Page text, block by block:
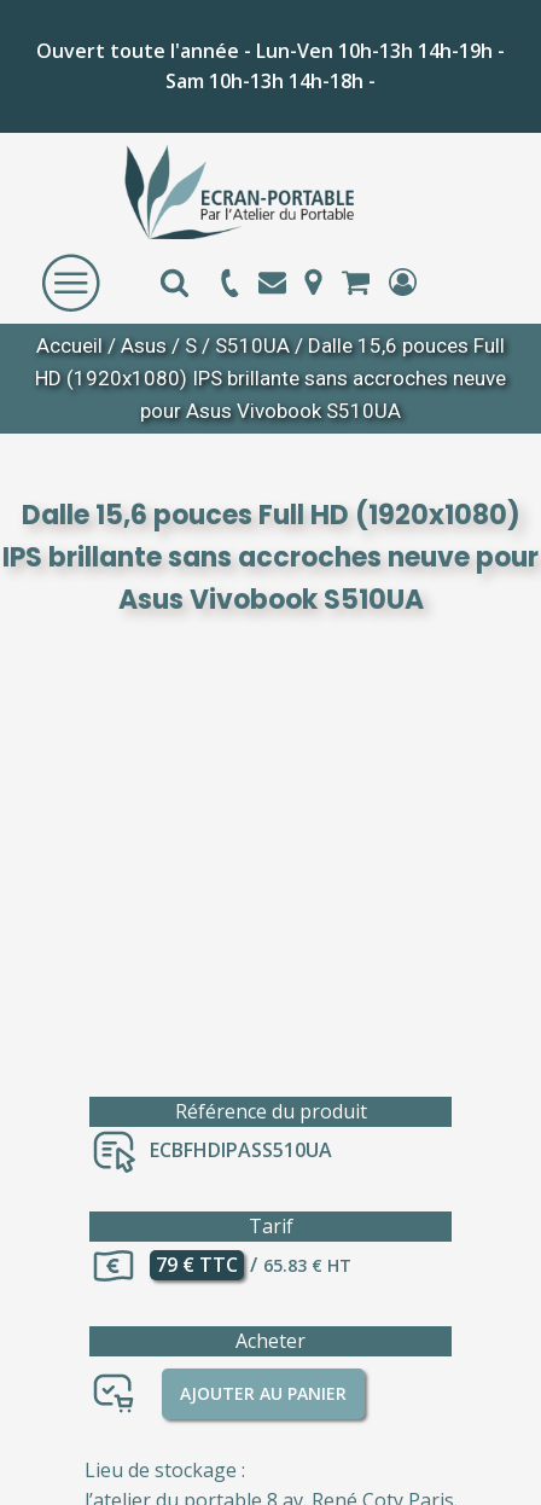
Ouvert toute l'année - Lun-Ven 10h-13h 14h-19h -
Sam 10h-13h 14h-18h -
Accueil/ Asus/ S/ S510UA/ Dalle 15,6 pouces Full
HD (1920x1080) IPS brillante sans accroches neuve
pour Asus Vivobook S510UA
Dalle 15,6 pouces Full HD (1920x1080)
IPS brillante sans accroches neuve pour
Asus Vivobook S510UA
Référence du produit
ECBFHDIPASS510UA
Tarif
79 € TTC / 65.83 € HT
Acheter
AJOUTER AU PANIER
Lieu de stockage :
l’atelier du portable 8 av. René Coty Paris.